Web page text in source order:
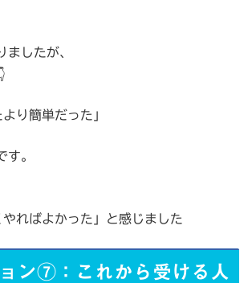
ましたが、
り簡単だった」
す。
ればよかった」と感じました
ン⑦：これから受ける人